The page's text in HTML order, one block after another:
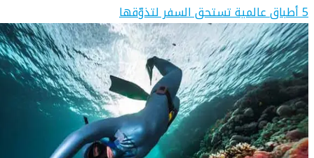
5 أطباق عالمية تستحق السفر لتذوّقها